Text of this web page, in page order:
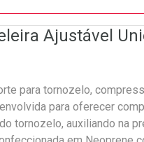
Ajustável
para tornozelo,
para oferecer
tornozelo, auxiliando na